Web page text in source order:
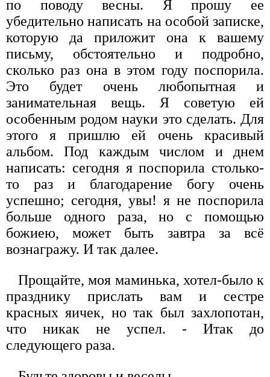
по поводу весны. Я прошу ее
убедительно написать на особой записке,
которую да приложит она к вашему
письму, обстоятельно и подробно,
сколько раз она в этом году поспорила.
Это будет очень любопытная и
занимательная вещь. Я советую ей
особенным родом науки это сделать. Для
этого я пришлю ей очень красивый
альбом. Под каждым числом и днем
написать: сегодня я поспорила столько-
то раз и благодарение богу очень
успешно; сегодня, увы! я не поспорила
больше одного раза, но с помощью
божиею, может быть завтра за всё
вознагражу. И так далее.
Прощайте, моя маминька, хотел-было к
празднику прислать вам и сестре
красных яичек, но так был захлопотан,
что никак не успел. - Итак до
следующего раза.